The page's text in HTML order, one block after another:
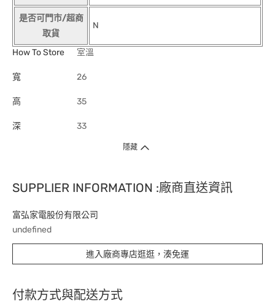
是否可門市/超商
取貨
N
How To Store 室溫
寬 26
高 35
深 33
隱藏
SUPPLIER INFORMATION :廠商直送資訊
富弘家電股份有限公司
undefined
進入廠商專店逛逛，湊免運
付款方式與配送方式